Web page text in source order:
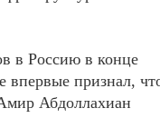
в Россию в конце
впервые признал,
Абдоллахиан